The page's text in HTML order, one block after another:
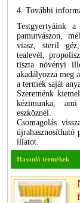
4. További
Testgyertyáink a
pamutvászon,
viasz, steril
tealevél,
tiszta növényi
akadályozza meg
a termék saját
Szeretnénk
kézimunka, ami
eszköznél.
Csomagolás
illatot.
Hasonló termékek